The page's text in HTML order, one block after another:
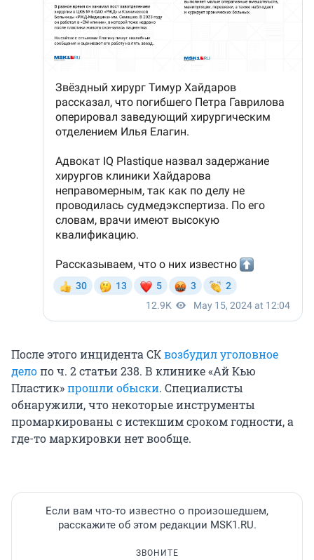
После этого инцидента СКвозбудил уголовное
делопо ч. 2 статьи 238. В клинике «Ай Кью
Пластик»прошли обыски. Специалисты
обнаружили, что некоторые инструменты
промаркированы с истекшим сроком годности, а
где-то маркировки нет вообще.
Если вам что-то известно о произошедшем,
расскажите об этом редакции MSK1.RU.
ЗВОНИТЕ